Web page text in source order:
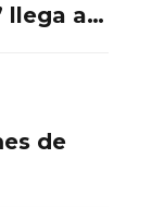
llega al
El
al
de